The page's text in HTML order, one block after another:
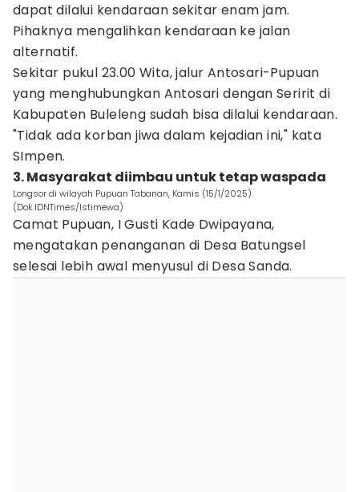
dapat dilalui kendaraan sekitar enam jam.
Pihaknya mengalihkan kendaraan ke jalan
alternatif.
Sekitar pukul 23.00 Wita, jalur Antosari-Pupuan
yang menghubungkan Antosari dengan Seririt di
Kabupaten Buleleng sudah bisa dilalui kendaraan.
"Tidak ada korban jiwa dalam kejadian ini," kata
SImpen.
3. Masyarakat diimbau untuk tetap waspada
Longsor di wilayah Pupuan Tabanan, Kamis (15/1/2025).
(Dok.IDNTimes/Istimewa)
Camat Pupuan, I Gusti Kade Dwipayana,
mengatakan penanganan di Desa Batungsel
selesai lebih awal menyusul di Desa Sanda.